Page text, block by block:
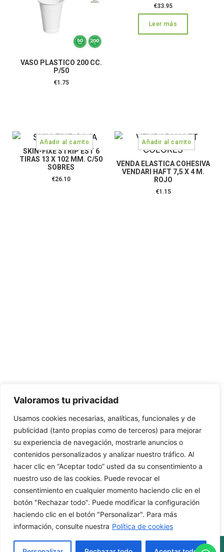
Valoramos tu privacidad
Usamos cookies necesarias, analíticas, funcionales y de
publicidad (tanto propias como de terceros) para mejorar
su experiencia de navegación, mostrarle anuncios o
contenidos personalizados y analizar nuestro tráfico. Al
hacer clic en “Aceptar todo” usted da su consentimiento a
nuestro uso de las cookies. Puede revocar el
consentimiento en cualquier momento haciendo clic en el
botón "Rechazar todo". Puede modificar la configuración
haciendo clic en el botón "Personalizar". Para más
información, consulte nuestra Política de cookies
VASO PLASTICO 200 CC.
P/50
€1.75
€33.95
Leer más
SKIN-FIXE STRIP EST 6
TIRAS 13 X 102 MM. C/50
SOBRES
€26.10
VENDA ELASTICA COHESIVA
VENDARI HAFT 7,5 X 4 M.
ROJO
€1.15
contacto@elbotiquinsuministrossanitarios.com
· Política de Privacidad
· Política de Cookies
· Política de Envíos y Devoluciones
© 2026 El Botiquín Suministros Sanitarios, S. L.